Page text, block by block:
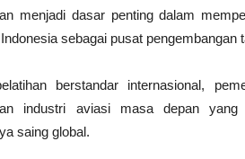
menjadi dasar penting dalam
sebagai pusat pengembangan
berstandar internasional,
industri aviasi masa depan
saing global.